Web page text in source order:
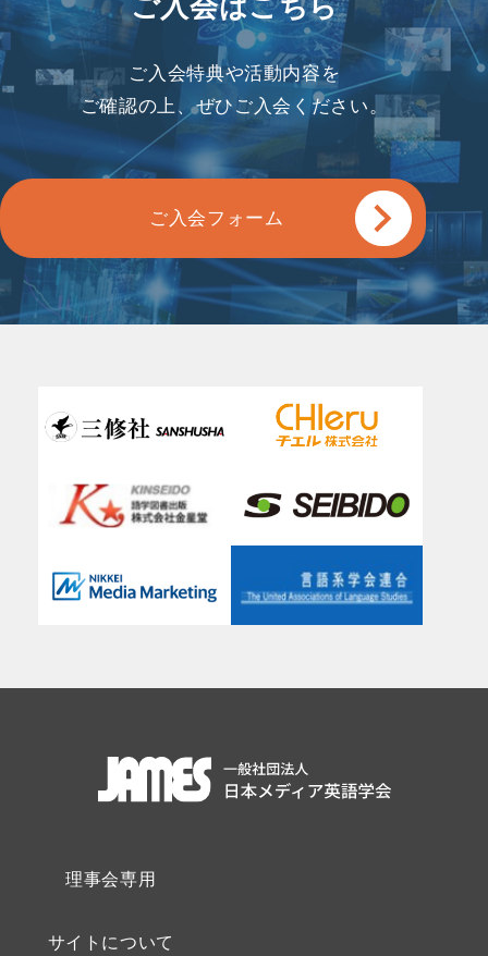
ご入会特典や活動内容を
ご確認の上、ぜひご入会ください。
ご入会フォーム
理事会専用
サイトについて